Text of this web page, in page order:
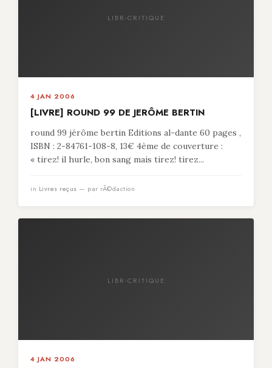
LIBR-CRITIQUE
4 JAN 2006
[LIVRE] ROUND 99 DE JERÔME BERTIN
round 99 jérôme bertin Editions al-dante 60 pages ,
ISBN : 2-84761-108-8, 13€ 4ème de couverture :
« tirez! il hurle, bon sang mais tirez! tirez...
in Livres reçus — par rÃ©daction
LIBR-CRITIQUE
4 JAN 2006